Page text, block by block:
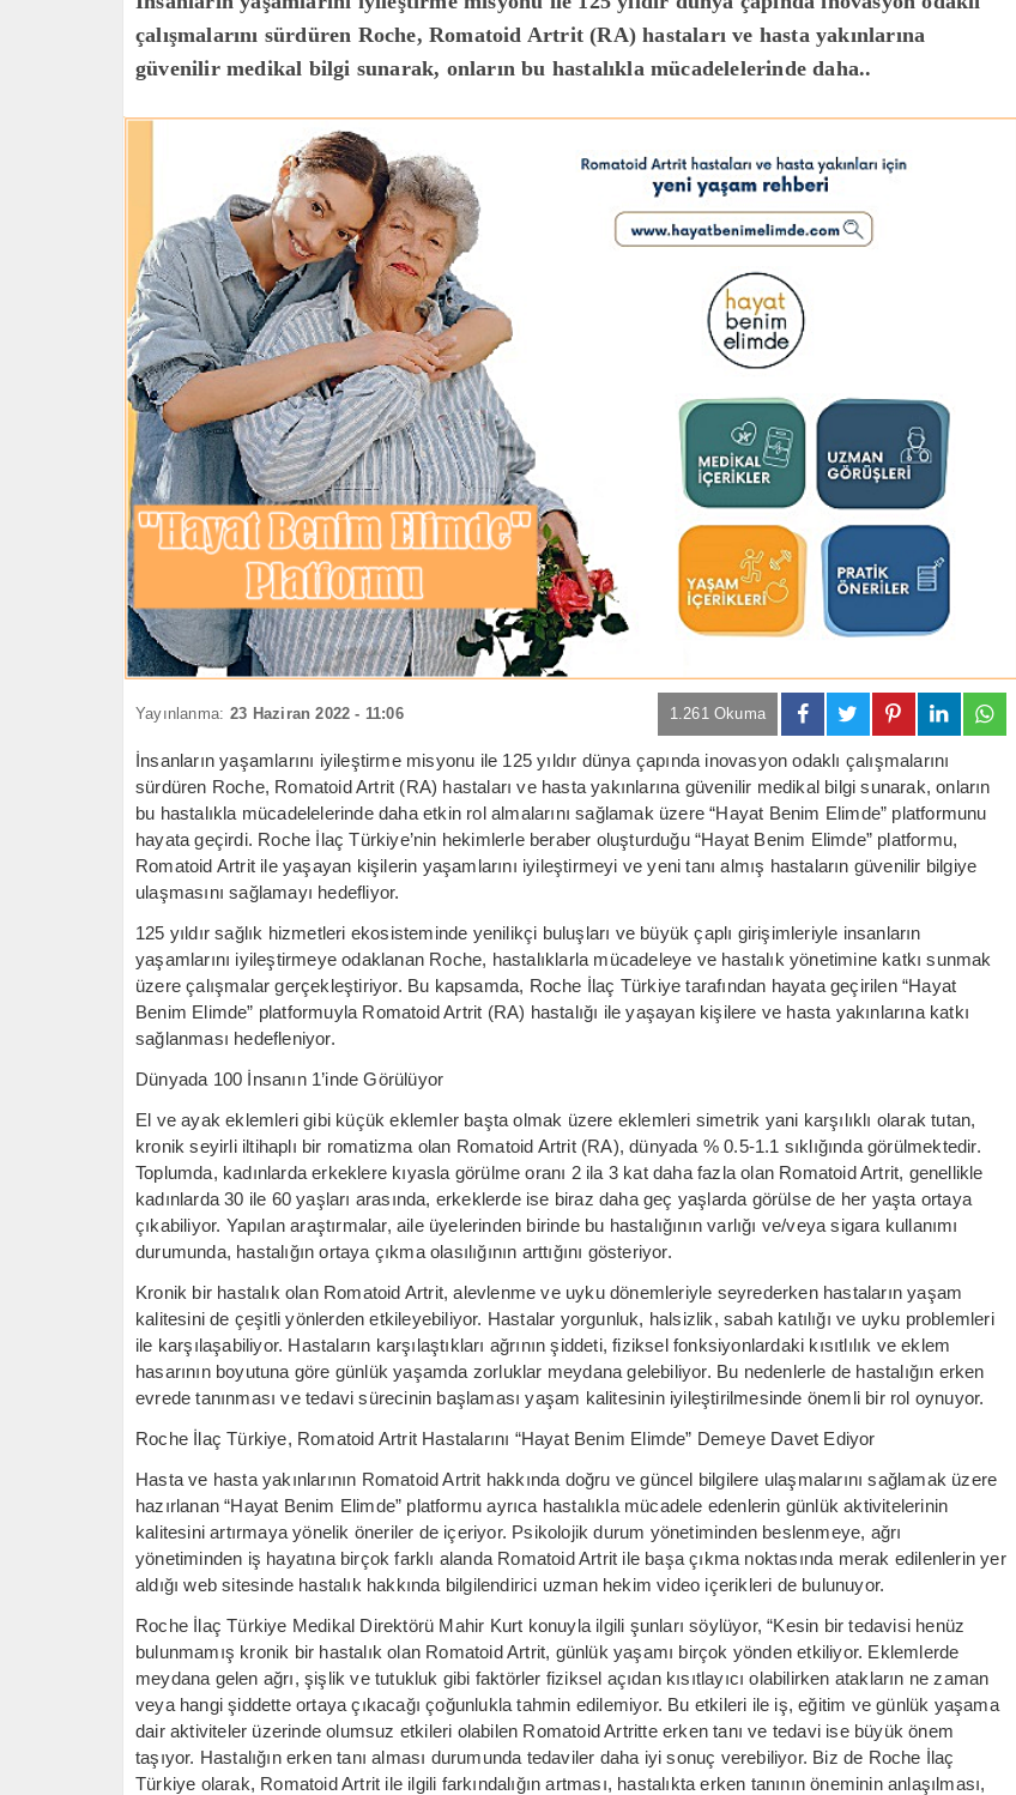
çalışmalarını sürdüren Roche, Romatoid Artrit (RA) hastaları ve hasta yakınlarına
güvenilir medikal bilgi sunarak, onların bu hastalıkla mücadelelerinde daha..
Yayınlanma: 23 Haziran 2022 - 11:06 1.261 Okuma
İnsanların yaşamlarını iyileştirme misyonu ile 125 yıldır dünya çapında inovasyon odaklı çalışmalarını
sürdüren Roche, Romatoid Artrit (RA) hastaları ve hasta yakınlarına güvenilir medikal bilgi sunarak, onların
bu hastalıkla mücadelelerinde daha etkin rol almalarını sağlamak üzere “Hayat Benim Elimde” platformunu
hayata geçirdi. Roche İlaç Türkiye’nin hekimlerle beraber oluşturduğu “Hayat Benim Elimde” platformu,
Romatoid Artrit ile yaşayan kişilerin yaşamlarını iyileştirmeyi ve yeni tanı almış hastaların güvenilir bilgiye
ulaşmasını sağlamayı hedefliyor.
125 yıldır sağlık hizmetleri ekosisteminde yenilikçi buluşları ve büyük çaplı girişimleriyle insanların
yaşamlarını iyileştirmeye odaklanan Roche, hastalıklarla mücadeleye ve hastalık yönetimine katkı sunmak
üzere çalışmalar gerçekleştiriyor. Bu kapsamda, Roche İlaç Türkiye tarafından hayata geçirilen “Hayat
Benim Elimde” platformuyla Romatoid Artrit (RA) hastalığı ile yaşayan kişilere ve hasta yakınlarına katkı
sağlanması hedefleniyor.
Dünyada 100 İnsanın 1’inde Görülüyor
El ve ayak eklemleri gibi küçük eklemler başta olmak üzere eklemleri simetrik yani karşılıklı olarak tutan,
kronik seyirli iltihaplı bir romatizma olan Romatoid Artrit (RA), dünyada % 0.5-1.1 sıklığında görülmektedir.
Toplumda, kadınlarda erkeklere kıyasla görülme oranı 2 ila 3 kat daha fazla olan Romatoid Artrit, genellikle
kadınlarda 30 ile 60 yaşları arasında, erkeklerde ise biraz daha geç yaşlarda görülse de her yaşta ortaya
çıkabiliyor. Yapılan araştırmalar, aile üyelerinden birinde bu hastalığının varlığı ve/veya sigara kullanımı
durumunda, hastalığın ortaya çıkma olasılığının arttığını gösteriyor.
Kronik bir hastalık olan Romatoid Artrit, alevlenme ve uyku dönemleriyle seyrederken hastaların yaşam
kalitesini de çeşitli yönlerden etkileyebiliyor. Hastalar yorgunluk, halsizlik, sabah katılığı ve uyku problemleri
ile karşılaşabiliyor. Hastaların karşılaştıkları ağrının şiddeti, fiziksel fonksiyonlardaki kısıtlılık ve eklem
hasarının boyutuna göre günlük yaşamda zorluklar meydana gelebiliyor. Bu nedenlerle de hastalığın erken
evrede tanınması ve tedavi sürecinin başlaması yaşam kalitesinin iyileştirilmesinde önemli bir rol oynuyor.
Roche İlaç Türkiye, Romatoid Artrit Hastalarını “Hayat Benim Elimde” Demeye Davet Ediyor
Hasta ve hasta yakınlarının Romatoid Artrit hakkında doğru ve güncel bilgilere ulaşmalarını sağlamak üzere
hazırlanan “Hayat Benim Elimde” platformu ayrıca hastalıkla mücadele edenlerin günlük aktivitelerinin
kalitesini artırmaya yönelik öneriler de içeriyor. Psikolojik durum yönetiminden beslenmeye, ağrı
yönetiminden iş hayatına birçok farklı alanda Romatoid Artrit ile başa çıkma noktasında merak edilenlerin yer
aldığı web sitesinde hastalık hakkında bilgilendirici uzman hekim video içerikleri de bulunuyor.
Roche İlaç Türkiye Medikal Direktörü Mahir Kurt konuyla ilgili şunları söylüyor, “Kesin bir tedavisi henüz
bulunmamış kronik bir hastalık olan Romatoid Artrit, günlük yaşamı birçok yönden etkiliyor. Eklemlerde
meydana gelen ağrı, şişlik ve tutukluk gibi faktörler fiziksel açıdan kısıtlayıcı olabilirken atakların ne zaman
veya hangi şiddette ortaya çıkacağı çoğunlukla tahmin edilemiyor. Bu etkileri ile iş, eğitim ve günlük yaşama
dair aktiviteler üzerinde olumsuz etkileri olabilen Romatoid Artritte erken tanı ve tedavi ise büyük önem
taşıyor. Hastalığın erken tanı alması durumunda tedaviler daha iyi sonuç verebiliyor. Biz de Roche İlaç
Türkiye olarak, Romatoid Artrit ile ilgili farkındalığın artması, hastalıkta erken tanının öneminin anlaşılması,